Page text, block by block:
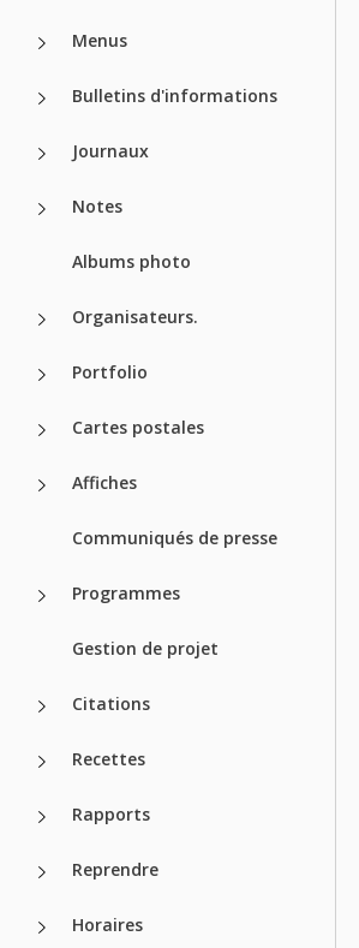
Menus
Bulletins d'informations
Journaux
Notes
Albums photo
Organisateurs.
Portfolio
Cartes postales
Affiches
Communiqués de presse
Programmes
Gestion de projet
Citations
Recettes
Rapports
Reprendre
Horaires